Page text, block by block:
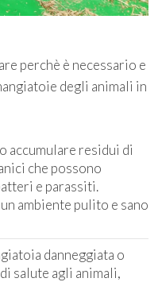
perchè è necessario e
degli animali in
accumulare residui di
che possono
e parassiti.
ambiente pulito e sano
danneggiata o
salute agli animali,